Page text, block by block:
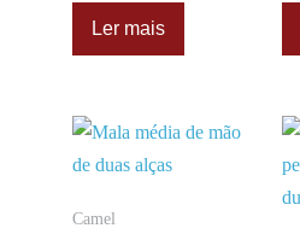
Ler mais
Camel